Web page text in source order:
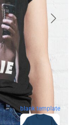
blank template